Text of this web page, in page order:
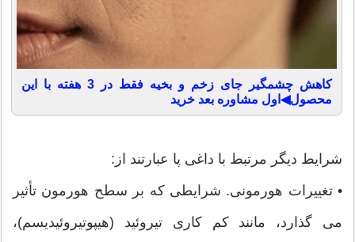
کاهش چشمگیر جای زخم و بخیه فقط در 3 هفته با این
محصول◀اول مشاوره بعد خرید
شرایط دیگر مرتبط با داغی پا عبارتند از:
• تغییرات هورمونی. شرایطی که بر سطح هورمون تأثیر
می گذارد، مانند کم کاری تیروئید (هیپوتیروئیدیسم)،